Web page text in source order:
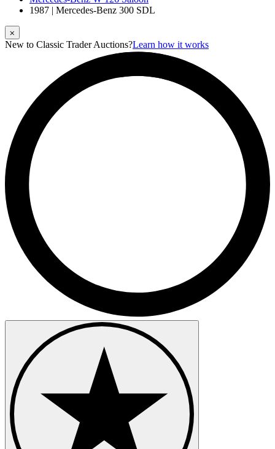
1987 | Mercedes-Benz 300 SDL
⨉
New to Classic Trader Auctions?Learn how it works